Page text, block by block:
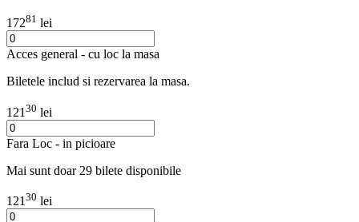
17281 lei
Acces general - cu loc la masa
Biletele includ si rezervarea la masa.
121 30 lei
Fara Loc - in picioare
Mai sunt doar 29 bilete disponibile
121 30 lei